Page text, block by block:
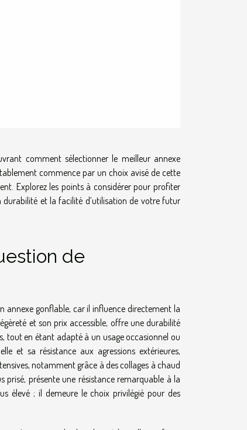
comment sélectionner le meilleur annexe
commence par un choix avisé de cette
Explorez les points à considérer pour profiter
et la facilité d’utilisation de votre futur
de
annexe gonflable, car il influence directement la
et son prix accessible, offre une durabilité
tout en étant adapté à un usage occasionnel ou
et sa résistance aux agressions extérieures,
notamment grâce à des collages à chaud
prisé, présente une résistance remarquable à la
élevé ; il demeure le choix privilégié pour des